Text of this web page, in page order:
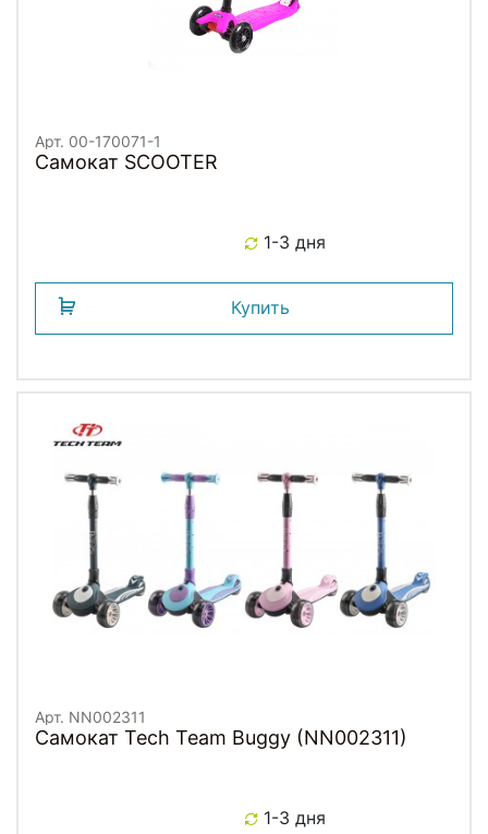
Арт. 00-170071-1
Самокат SCOOTER
1-3 дня
Купить
Арт. NN002311
Самокат Tech Team Buggy (NN002311)
1-3 дня